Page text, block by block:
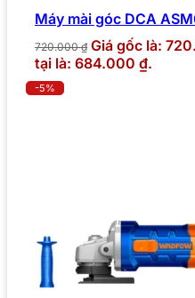
Máy mài góc DCA
720.000₫ Giá gốc là:
tại là: 684.000 ₫.
-5%